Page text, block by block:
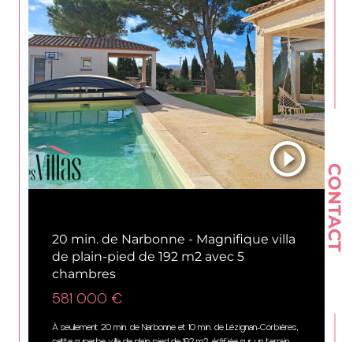
CONTACT
20 min. de Narbonne - Magnifique villa
de plain-pied de 192 m2 avec 5
chambres
581 000 €
À seulement 20 min. de Narbonne et 10 min. de Lézignan-Corbières,